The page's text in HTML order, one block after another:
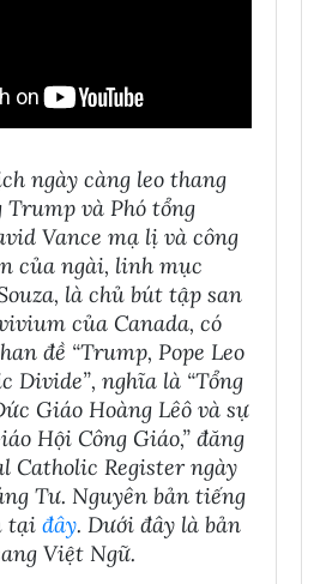
ngày càng leo thang
Trump và Phó tổng
Vance mạ lị và công
của ngài, linh mục
là chủ bút tập san
của Canada, có
đề “Trump, Pope Leo
Divide”, nghĩa là “Tổng
Giáo Hoàng Lêô và sự
Hội Công Giáo,” đăng
Catholic Register ngày
Tư. Nguyên bản tiếng
tại đây. Dưới đây là bản
Việt Ngữ.